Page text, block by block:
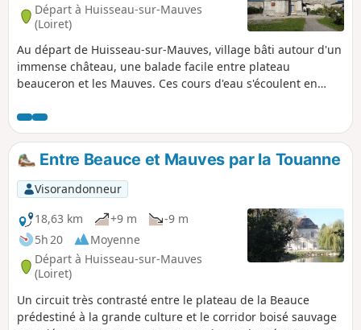
Départ à Huisseau-sur-Mauves
(Loiret)
Au départ de Huisseau-sur-Mauves, village bâti autour d'un
immense château, une balade facile entre plateau
beauceron et les Mauves. Ces cours d'eau s'écoulent en
pratiquer plutôt au printemps ou au début de l'été lorsque
les touches de couleur des différentes cultures rompent la
monotonie du plateau.
Entre Beauce et Mauves par la Touanne
Visorandonneur
18,63 km
+9 m
-9 m
5h 20
Moyenne
Départ à Huisseau-sur-Mauves
(Loiret)
Un circuit très contrasté entre le plateau de la Beauce
prédestiné à la grande culture et le corridor boisé sauvage